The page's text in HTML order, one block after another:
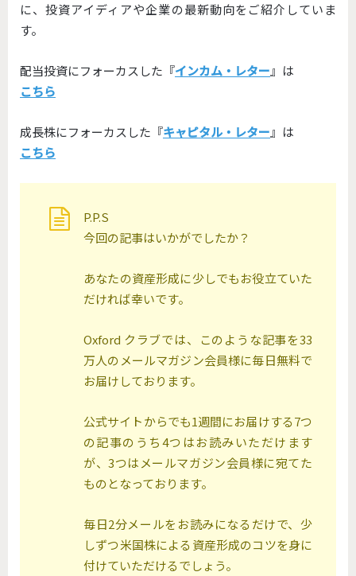
に、投資アイディアや企業の最新動向をご紹介していま
す。
配当投資にフォーカスした『インカム・レター』は
こちら
成長株にフォーカスした『キャピタル・レター』は
こちら
P.P.S
今回の記事はいかがでしたか？
あなたの資産形成に少しでもお役立ていた
だければ幸いです。
Oxford クラブでは、このような記事を33
万人のメールマガジン会員様に毎日無料で
お届けしております。
公式サイトからでも1週間にお届けする7つ
の記事のうち4つはお読みいただけます
が、3つはメールマガジン会員様に宛てた
ものとなっております。
毎日2分メールをお読みになるだけで、少
しずつ米国株による資産形成のコツを身に
付けていただけるでしょう。